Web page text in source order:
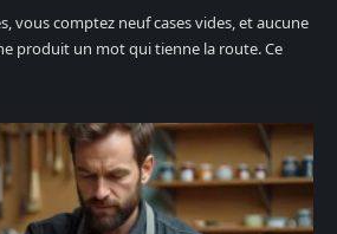
vous comptez neuf cases vides, et aucune
produit un mot qui tienne la route. Ce